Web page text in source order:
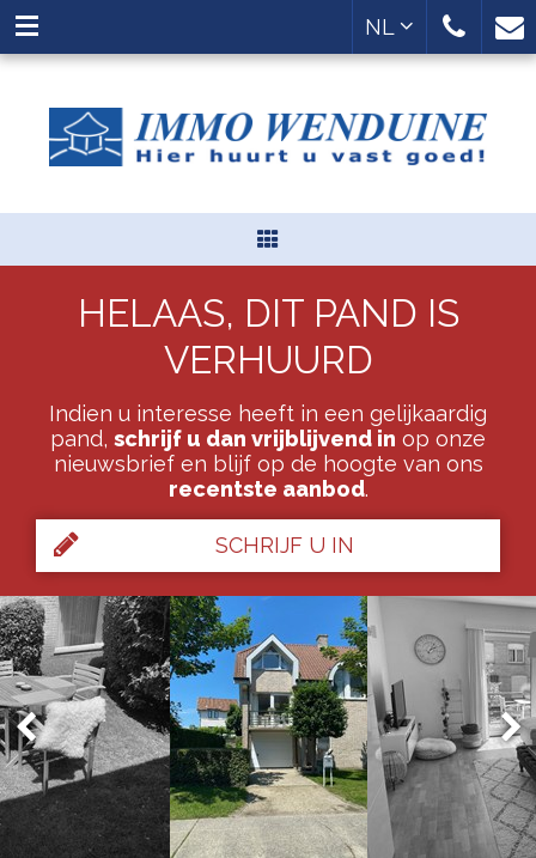
NL
HELAAS, DIT PAND IS
VERHUURD
Indien u interesse heeft in een gelijkaardig
pand, schrijf u dan vrijblijvend in op onze
nieuwsbrief en blijf op de hoogte van ons
recentste aanbod.
SCHRIJF U IN